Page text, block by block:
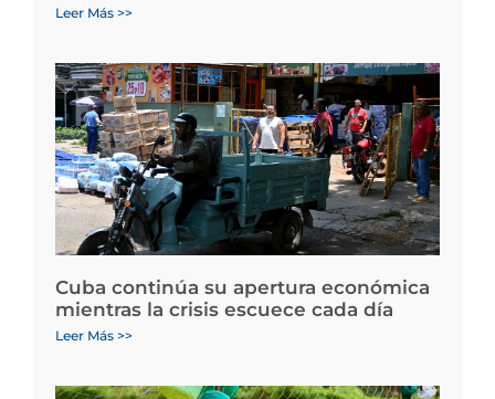
Leer Más >>
Cuba continúa su apertura económica
mientras la crisis escuece cada día
Leer Más >>